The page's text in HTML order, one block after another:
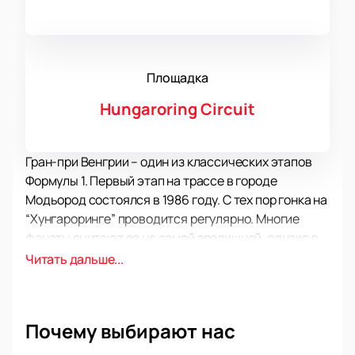
Площадка
Hungaroring Circuit
Гран-при Венгрии – один из классических этапов
Формулы 1. Первый этап на трассе в городе
Модьород состоялся в 1986 году. С тех пор гонка на
“Хунгароринге” проводится регулярно. Многие
фанаты считают ее не самой зрелищной, однако в
новую эру Ф1 на ней прошло много красивых гонок, в
побеждал здесь восемь раз. Его ближайший
Читать дальше...
Почему выбирают нас